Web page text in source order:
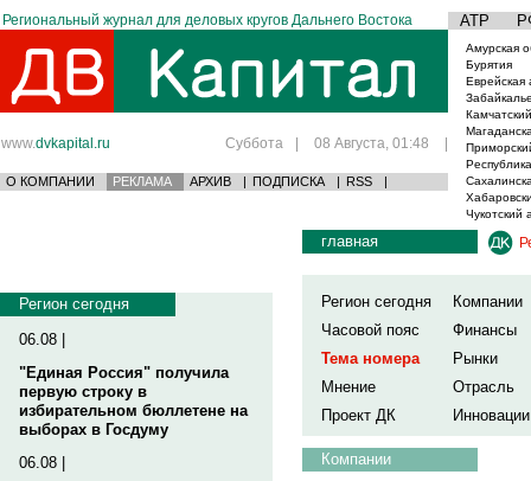
Региональный журнал для деловых кругов Дальнего Востока АТР
www.dvkapital.ru Суббота | 08 Августа, 01:48 |
О КОМПАНИИ РЕКЛАМА АРХИВ | ПОДПИСКА | RSS |
Амурская
Бурятия
Еврейская
Чукотский
Регион сегодня
06.08 |
"Единая Россия" получила
первую строку в
избирательном бюллетене на
выборах в Госдуму
06.08 |
главная
Регион сегодня
Компании
Часовой пояс
Финансы
Тема номера
Рынки
Мнение
Отрасль
Проект ДК
Инновации
Компании